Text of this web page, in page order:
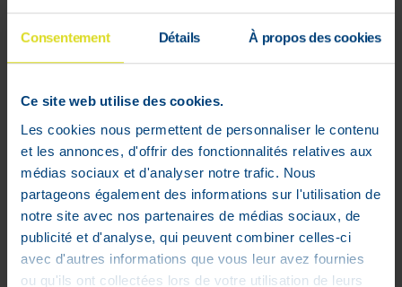
Consentement Détails À propos des cookies
Ce site web utilise des cookies.
Les cookies nous permettent de personnaliser le contenu
et les annonces, d'offrir des fonctionnalités relatives aux
médias sociaux et d'analyser notre trafic. Nous
partageons également des informations sur l'utilisation de
notre site avec nos partenaires de médias sociaux, de
publicité et d'analyse, qui peuvent combiner celles-ci
avec d'autres informations que vous leur avez fournies
ou qu'ils ont collectées lors de votre utilisation de leurs
batteries lorsque vous vous sentez sans
énergie.
effet adaptatif : calmant dans les
lorsqu'une performance accrue est
requise.
Rhodiola : aide l'organisme à
s'adapter au stress émotionnel et à
l'effort physique.
Ginkgo : aide à améliorer les
performances cognitives.